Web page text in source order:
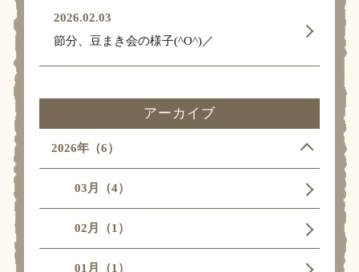
2026.02.03
節分、豆まき会の様子(^O^)／
アーカイブ
2026年（6）
03月（4）
02月（1）
01月（1）